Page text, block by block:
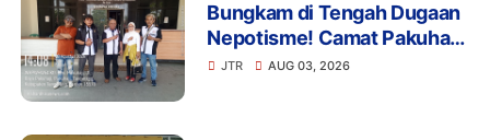
Bungkam di Tengah Dugaan
Nepotisme! Camat Pakuhaji
Tak Menjawab Soal Kaur
JTR AUG 03, 2026